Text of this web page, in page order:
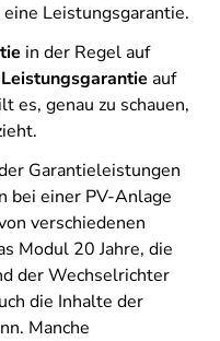
Leistungsgarantie.
in der Regel auf
Leistungsgarantie auf
es, genau zu schauen,
Garantieleistungen
bei einer PV-Anlage
verschiedenen
Modul 20 Jahre, die
der Wechselrichter
die Inhalte der
Manche